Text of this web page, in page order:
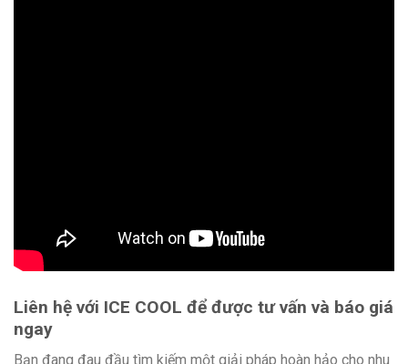
Liên hệ với ICE COOL để được tư vấn và báo giá
ngay
Bạn đang đau đầu tìm kiếm một giải pháp hoàn hảo cho nhu